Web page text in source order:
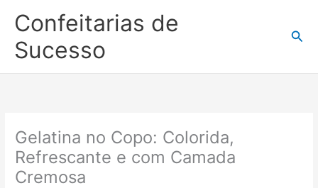
para
conteúdo
Confeitarias de
Sucesso
Gelatina no Copo: Colorida,
Refrescante e com Camada
Cremosa